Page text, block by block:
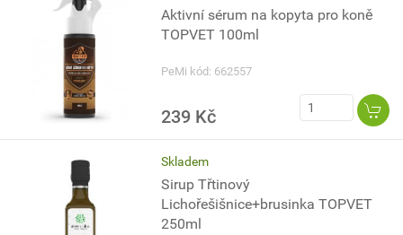
Aktivní sérum na kopyta pro koně
TOPVET 100ml
PeMi kód: 662557
239 Kč
Skladem
Sirup Třtinový
Lichořešišnice+brusinka TOPVET
250ml